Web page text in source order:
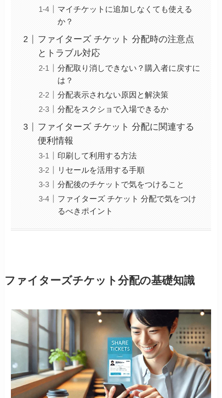
マイチケットに追加しなくても使える
か？
ファイターズ チケット 分配時の注意点
とトラブル対応
分配取り消しできない？購入者に戻すに
は？
分配表示されない原因と解決策
分配をスクショで入場できるか
ファイターズ チケット 分配に関連する
便利情報
印刷して利用する方法
リセールを活用する手順
分配後のチケットで気をつけること
ファイターズ チケット 分配で気をつけ
るべきポイント
ファイターズチケット分配の基礎知識